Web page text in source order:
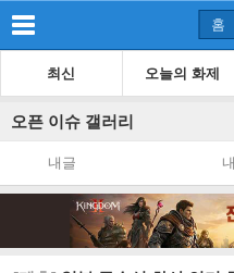
홈
최신 오늘의 화제
오픈 이슈 갤러리
내글